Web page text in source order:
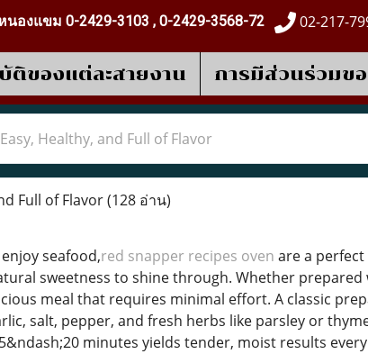
นองแขม 0-2429-3103 , 0-2429-3568-72 02-217-
ติของแต่ละสายงาน การมีส่วนร่วมข
Healthy, and Full of Flavor
Full of Flavor(128 อ่าน)
seafood,red snapper recipes oven are a perfect
sweetness to shine through. Whether prepared
meal that requires minimal effort. A classic
salt, pepper, and fresh herbs like parsley or
minutes yields tender, moist results